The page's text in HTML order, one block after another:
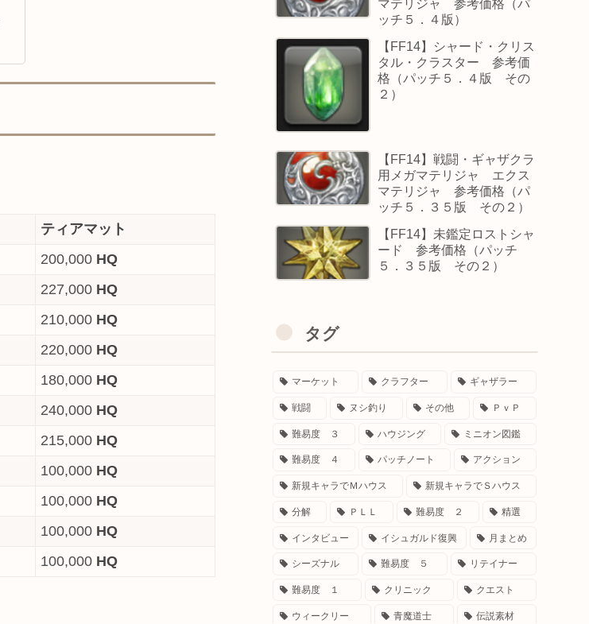
ティアマット
200,000 HQ
227,000 HQ
210,000 HQ
220,000 HQ
180,000 HQ
240,000 HQ
215,000 HQ
100,000 HQ
100,000 HQ
100,000 HQ
100,000 HQ
マテリジャ 参考価格（パ
ッチ５．４版）
【FF14】シャード・クリス
タル・クラスター 参考価
格（パッチ５．４版 その
２）
【FF14】戦闘・ギャザクラ
用メガマテリジャ エクス
マテリジャ 参考価格（パ
ッチ５．３５版 その２）
【FF14】未鑑定ロストシャ
ード 参考価格（パッチ
５．３５版 その２）
タグ
マーケット クラフター ギャザラー
戦闘 ヌシ釣り その他 ＰｖＰ
難易度 ３ ハウジング ミニオン図鑑
難易度 ４ パッチノート アクション
新規キャラでＭハウス 新規キャラでＳハウス
分解 ＰＬＬ 難易度 ２ 精選
インタビュー イシュガルド復興 月まとめ
シーズナル 難易度 ５ リテイナー
難易度 １ クリニック クエスト
ウィークリー 青魔道士 伝説素材